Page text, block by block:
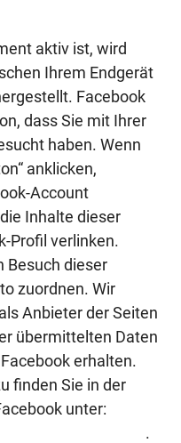
aktiv ist, wird
Ihrem Endgerät
Facebook
dass Sie mit Ihrer
haben. Wenn
anklicken,
Account
Inhalte dieser
Profil verlinken.
Besuch dieser
zuordnen. Wir
Anbieter der Seiten
übermittelten Daten
erhalten.
finden Sie in der
unter:
.